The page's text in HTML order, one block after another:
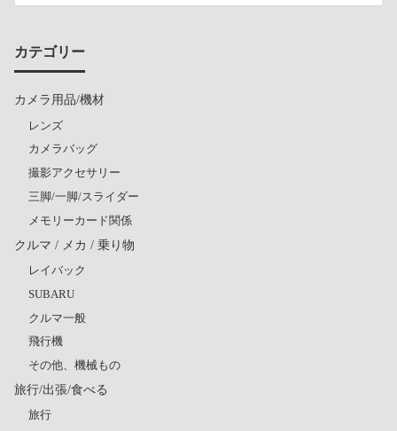
カテゴリー
カメラ用品/機材
レンズ
カメラバッグ
撮影アクセサリー
三脚/一脚/スライダー
メモリーカード関係
クルマ / メカ / 乗り物
レイバック
SUBARU
クルマ一般
飛行機
その他、機械もの
旅行/出張/食べる
旅行